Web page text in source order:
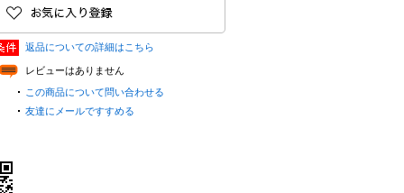
返品についての詳細はこちら
レビューはありません
この商品について問い合わせる
友達にメールですすめる